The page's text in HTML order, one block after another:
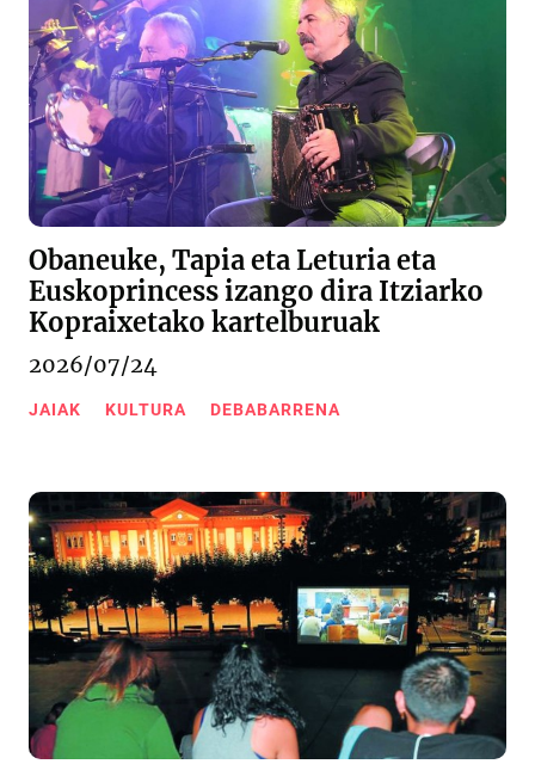
Obaneuke, Tapia eta Leturia eta
Euskoprincess izango dira Itziarko
Kopraixetako kartelburuak
2026/07/24
JAIAK KULTURA DEBABARRENA